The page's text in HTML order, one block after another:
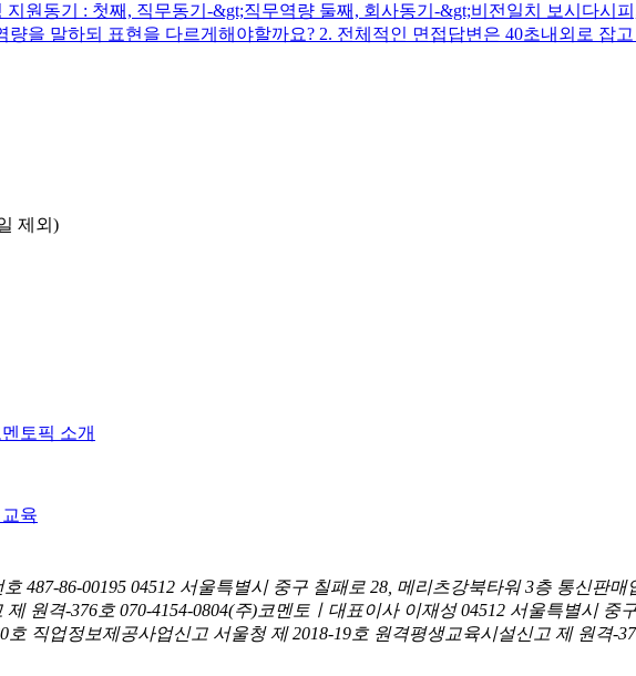
지원동기 : 첫째, 직무동기-&gt;직무역량 둘째, 회사동기-&gt;비전일치 보시다시
을 말하되 표현을 다르게해야할까요? 2. 전체적인 면접답변은 40초내외로 잡
제외)
멘토픽 소개
육
487-86-00195 04512 서울특별시 중구 칠패로 28, 메리츠강북타워 3층 통신판매
제 원격-376호 070-4154-0804(주)코멘토ㅣ대표이사 이재성 04512 서울특별시 중
호 직업정보제공사업신고 서울청 제 2018-19호 원격평생교육시설신고 제 원격-